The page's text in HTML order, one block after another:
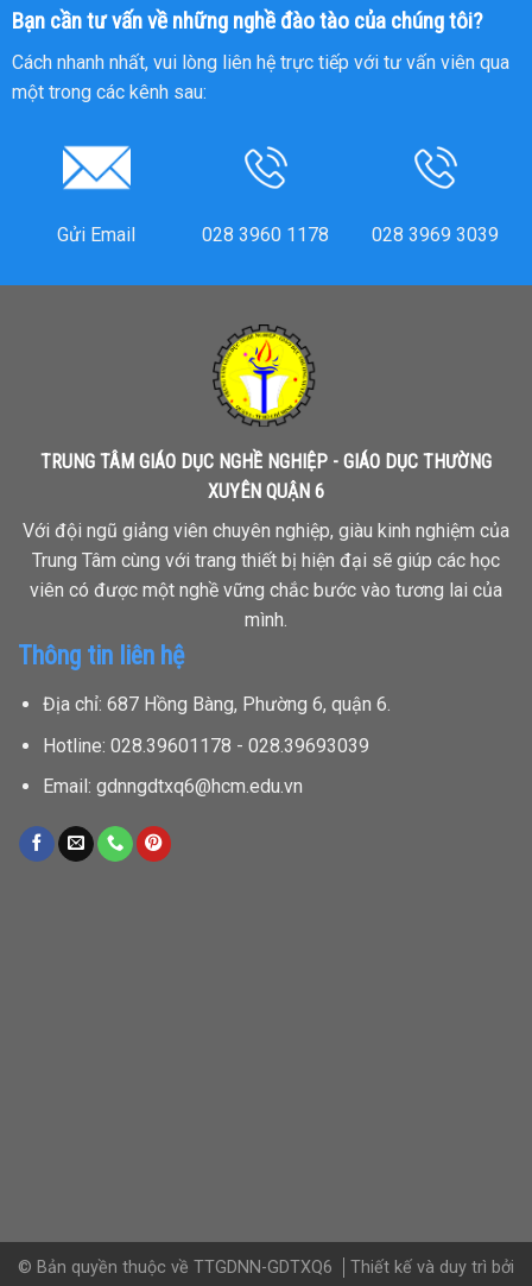
Bạn cần tư vấn về những nghề đào tào của chúng tôi?
Cách nhanh nhất, vui lòng liên hệ trực tiếp với tư vấn viên qua
một trong các kênh sau:
Gửi Email 028 3960 1178 028 3969 3039
TRUNG TÂM GIÁO DỤC NGHỀ NGHIỆP - GIÁO DỤC THƯỜNG
XUYÊN QUẬN 6
Với đội ngũ giảng viên chuyên nghiệp, giàu kinh nghiệm của
Trung Tâm cùng với trang thiết bị hiện đại sẽ giúp các học
viên có được một nghề vững chắc bước vào tương lai của
mình.
Thông tin liên hệ
Địa chỉ: 687 Hồng Bàng, Phường 6, quận 6.
Hotline: 028.39601178 - 028.39693039
Email: gdnngdtxq6@hcm.edu.vn
© Bản quyền thuộc về TTGDNN-GDTXQ6
Thiết kế và duy trì bởi